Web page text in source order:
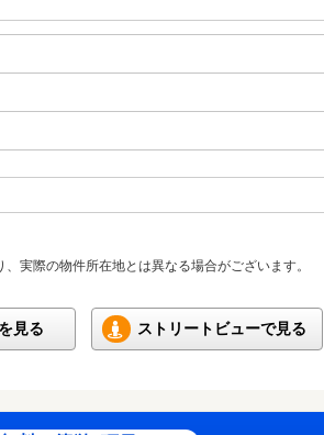
実際の物件所在地とは異なる場合がございます。
見る ストリートビューで見る